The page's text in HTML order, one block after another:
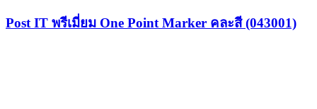
Post IT พรีเมี่ยม One Point Marker คละสี (043001)